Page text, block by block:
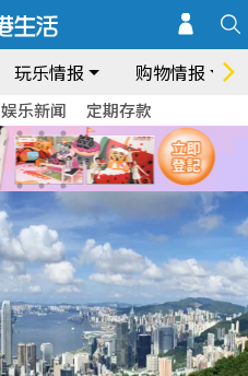
玩乐情报 购物情报
娱乐新闻 定期存款